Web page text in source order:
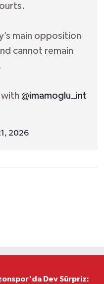
main opposition
cannot remain
with @imamoglu_int
2026
Dev Sürpriz: